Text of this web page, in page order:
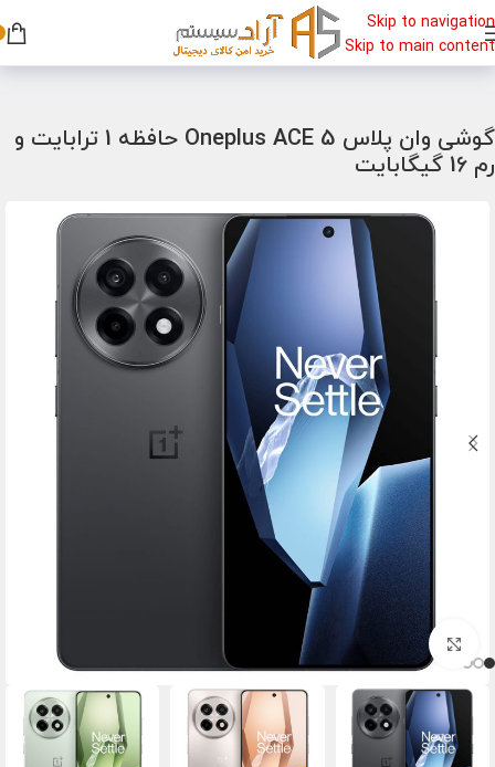
Skip to navigation
Skip to main content
خانه/گوشی/ گوشی گیمینگ
گوشی وان پلاس Oneplus ACE 5 حافظه 1 ترابایت و
رم 16 گیگابایت
برای بزرگنمایی کلیک کنید